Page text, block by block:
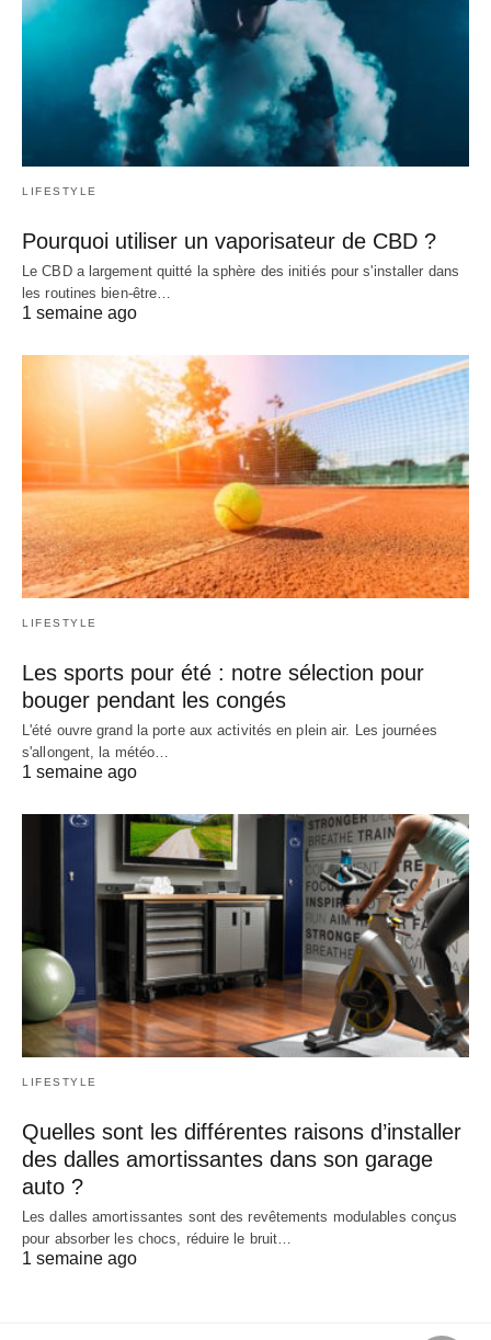
LIFESTYLE
Pourquoi utiliser un vaporisateur de CBD ?
Le CBD a largement quitté la sphère des initiés pour s'installer dans
les routines bien-être…
1 semaine ago
LIFESTYLE
Les sports pour été : notre sélection pour
bouger pendant les congés
L'été ouvre grand la porte aux activités en plein air. Les journées
s'allongent, la météo…
1 semaine ago
LIFESTYLE
Quelles sont les différentes raisons d’installer
des dalles amortissantes dans son garage
auto ?
Les dalles amortissantes sont des revêtements modulables conçus
pour absorber les chocs, réduire le bruit…
1 semaine ago